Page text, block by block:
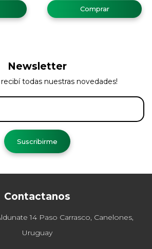
Contactanos
14 Paso Carrasco, Canelones,
Uruguay
Newsletter
recibí todas nuestras novedades!
Suscribirme